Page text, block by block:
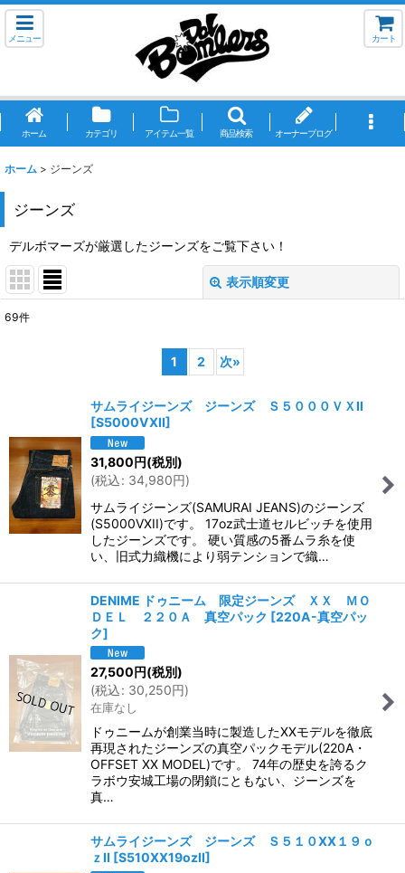
メニュー カート
ホーム カテゴリ アイテム一覧 商品検索 オーナーブログ
ホーム > ジーンズ
ジーンズ
デルボマーズが厳選したジーンズをご覧下さい！
表示順変更
69件
1 2 次»
サムライジーンズ ジーンズ Ｓ５０００ＶＸII
[S5000VXII]
31,800円(税別)
(税込: 34,980円)
サムライジーンズ(SAMURAI JEANS)のジーンズ
(S5000VXII)です。 17oz武士道セルビッチを使用
したジーンズです。 硬い質感の5番ムラ糸を使
い、旧式力織機により弱テンションで織…
DENIME ドゥニーム 限定ジーンズ ＸＸ ＭＯ
ＤＥＬ ２２０Ａ 真空パック [220A-真空パッ
ク]
27,500円(税別)
(税込: 30,250円)
在庫なし
ドゥニームが創業当時に製造したXXモデルを徹底
再現されたジーンズの真空パックモデル(220A・
OFFSET XX MODEL)です。 74年の歴史を誇るク
ラボウ安城工場の閉鎖にともない、ジーンズを
真…
サムライジーンズ ジーンズ Ｓ５１０XX１９ｏ
ｚII [S510XX19ozII]